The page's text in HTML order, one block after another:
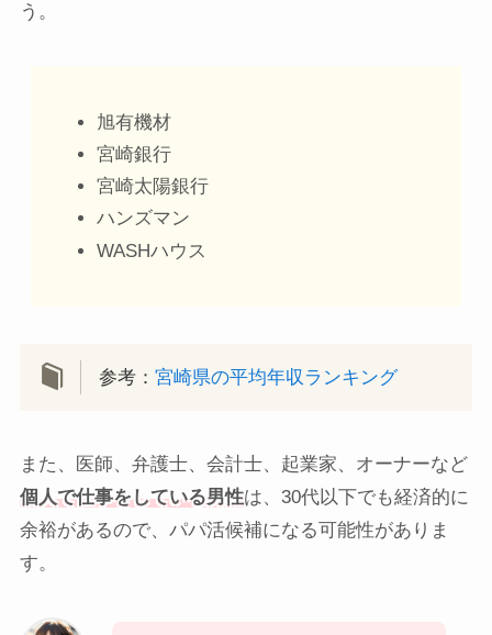
う。
旭有機材
宮崎銀行
宮崎太陽銀行
ハンズマン
WASHハウス
参考：宮崎県の平均年収ランキング
また、医師、弁護士、会計士、起業家、オーナーなど
個人で仕事をしている男性は、30代以下でも経済的に
余裕があるので、パパ活候補になる可能性がありま
す。